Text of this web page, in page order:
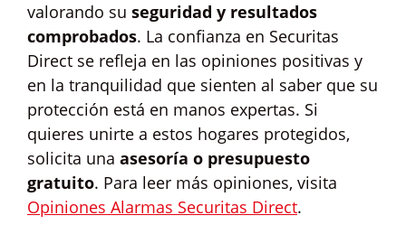
valorando su seguridad y resultados
comprobados. La confianza en Securitas
Direct se refleja en las opiniones positivas y
en la tranquilidad que sienten al saber que su
protección está en manos expertas. Si
quieres unirte a estos hogares protegidos,
solicita una asesoría o presupuesto
gratuito. Para leer más opiniones, visita
Opiniones Alarmas Securitas Direct.